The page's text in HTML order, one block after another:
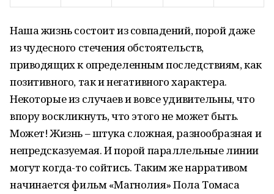
Наша жизнь состоит из совпадений, порой даже
из чудесного стечения обстоятельств,
приводящих к определенным последствиям, как
позитивного, так и негативного характера.
Некоторые из случаев и вовсе удивительны, что
впору воскликнуть, что этого не может быть.
Может! Жизнь – штука сложная, разнообразная и
непредсказуемая. И порой параллельные линии
могут когда-то сойтись. Таким же нарративом
начинается фильм «Магнолия» Пола Томаса